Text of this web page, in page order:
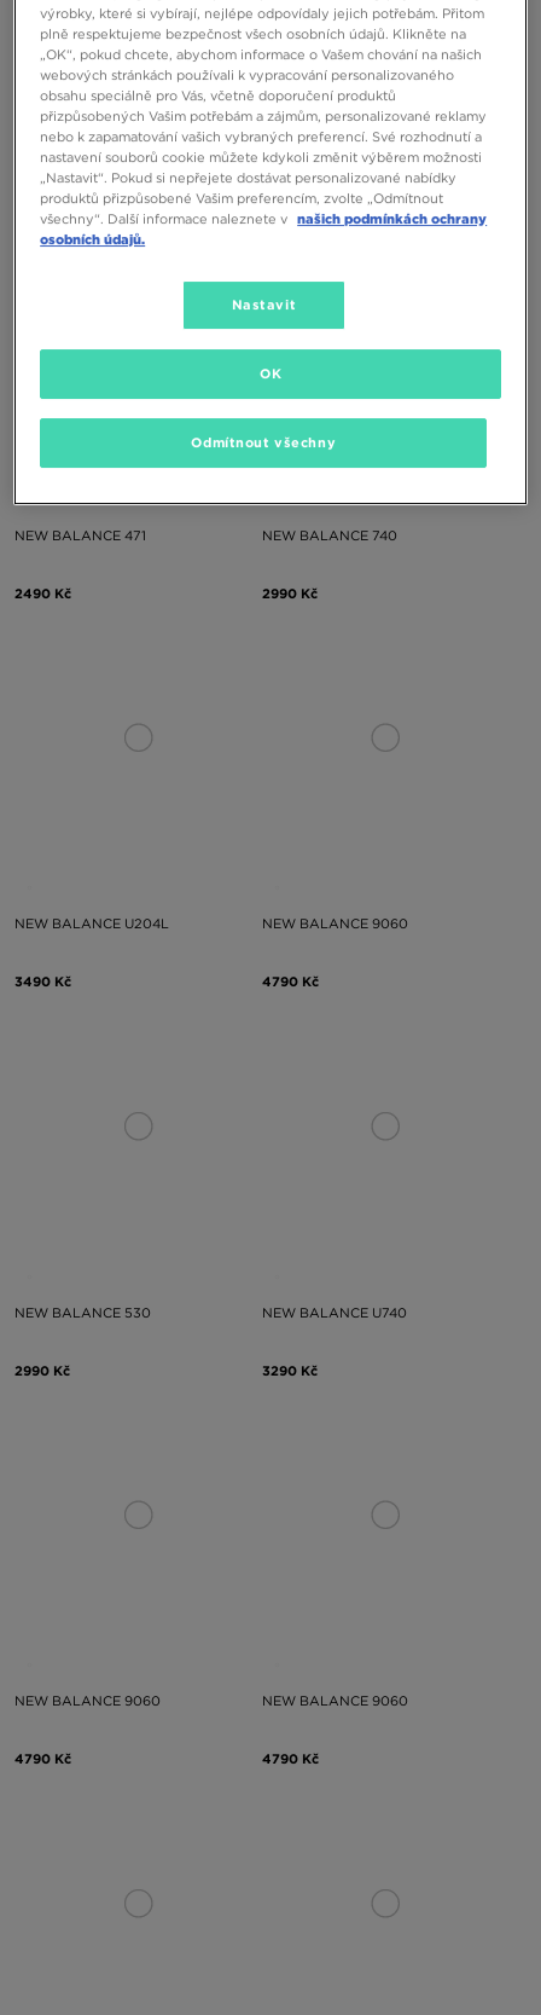
NEW BALANCE 204
3490 Kč
NEW BALANCE 471
2490 Kč
NEW BALANCE 471
2490 Kč
NEW BALANCE 740
2990 Kč
NEW BALANCE U204L
3490 Kč
NEW BALANCE 9060
4790 Kč
NEW BALANCE 530
2990 Kč
NEW BALANCE U740
3290 Kč
NEW BALANCE 9060
4790 Kč
NEW BALANCE 9060
4790 Kč
výrobky, které si vybírají, nejlépe odpovídaly jejich potřebám. Přitom
plně respektujeme bezpečnost všech osobních údajů. Klikněte na
„OK“, pokud chcete, abychom informace o Vašem chování na našich
webových stránkách používali k vypracování personalizovaného
obsahu speciálně pro Vás, včetně doporučení produktů
přizpůsobených Vašim potřebám a zájmům, personalizované reklamy
nebo k zapamatování vašich vybraných preferencí. Své rozhodnutí a
nastavení souborů cookie můžete kdykoli změnit výběrem možnosti
„Nastavit“. Pokud si nepřejete dostávat personalizované nabídky
produktů přizpůsobené Vašim preferencím, zvolte „Odmítnout
všechny“. Další informace naleznete v našich podmínkách ochrany
osobních údajů.
Nastavit
Odmítnout všechny
OK